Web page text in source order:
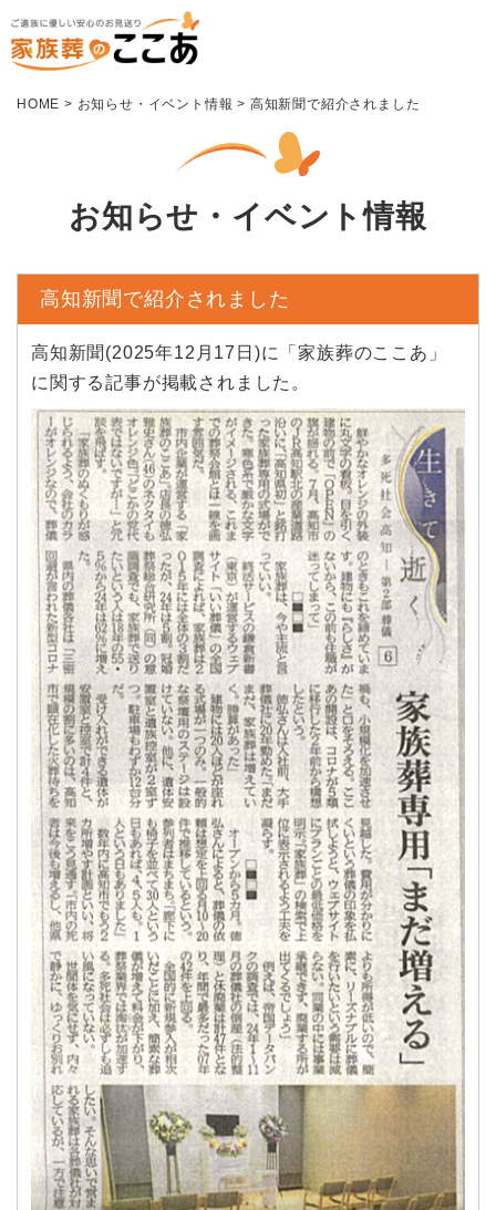
HOME > お知らせ・イベント情報 > 高知新聞で紹介されました
お知らせ・イベント情報
高知新聞で紹介されました
高知新聞(2025年12月17日)に「家族葬のここあ」
に関する記事が掲載されました。